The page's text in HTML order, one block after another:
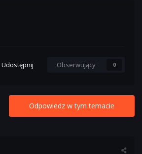
Udostępnij Obserwujący 0
Odpowiedz w tym temacie